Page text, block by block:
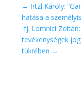
← Irtzl Károly:
hatása a
Ifj. Lomnici
tevékenységek
tükrében →